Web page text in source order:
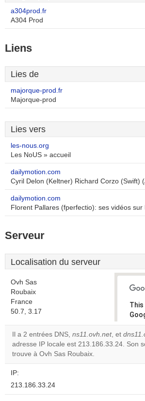
a304prod.fr
A304 Prod
Liens
Lies de
majorque-prod.fr
Majorque-prod
Lies vers
les-nous.org
Les NoUS » accueil
dailymotion.com
Cyril Delon (Keltner) Richard Corzo (Swift)
dailymotion.com
Florent Pallares (fperfectio): ses vidéos sur
Serveur
Localisation du serveur
Ovh Sas
Roubaix
France
50.7, 3.17
This
Do
Il a 2 entrées DNS, ns11.ovh.net, et
adresse IP locale est 213.186.33.24. Son
trouve à Ovh Sas Roubaix.
IP:
213.186.33.24